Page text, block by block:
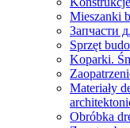
Mieszanki
Запчасти
Sprzęt
Koparki.
Materiały
Obróbka